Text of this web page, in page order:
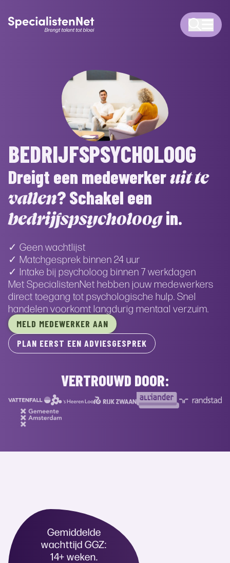
BEDRIJFSPSYCHOLOOG
Dreigt een medewerkeruit te
vallen? Schakel een
bedrijfspsycholoogin.
✓ Geen wachtlijst
✓ Matchgesprek binnen 24 uur
✓ Intake bij psycholoog binnen 7 werkdagen
Met SpecialistenNet hebben jouw medewerkers
direct toegang tot psychologische hulp. Snel
handelen voorkomt langdurig mentaal verzuim.
MELD MEDEWERKER AAN
PLAN EERST EEN ADVIESGESPREK
VERTROUWD DOOR:
Gemiddelde
wachttijd GGZ:
14+ weken.